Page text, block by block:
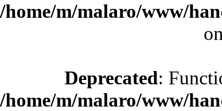
/home/m/malaro/www/
Deprecated:
/home/m/malaro/www/